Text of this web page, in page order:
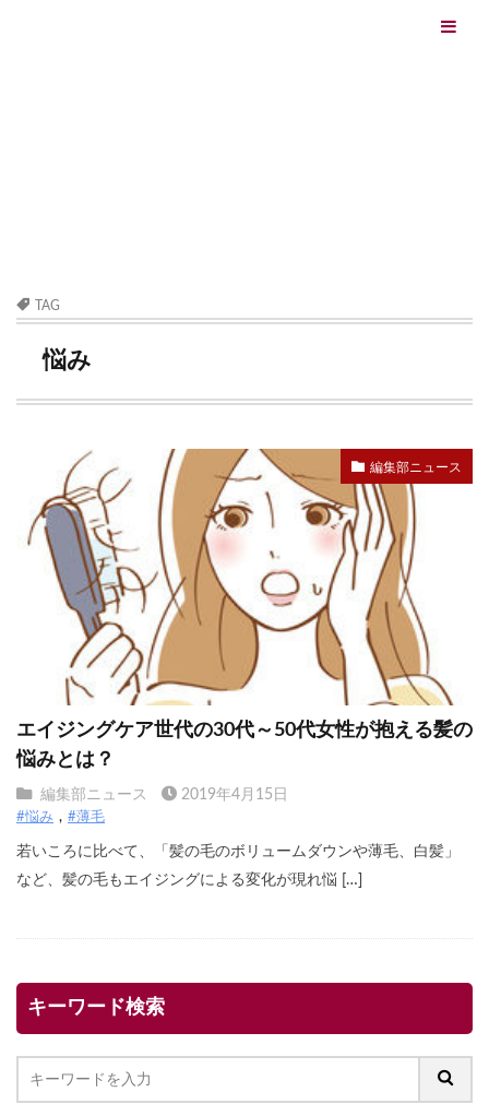
TAG
悩み
編集部ニュース
エイジングケア世代の30代～50代女性が抱える髪の
悩みとは？
編集部ニュース 2019年4月15日
#悩み #薄毛
若いころに比べて、「髪の毛のボリュームダウンや薄毛、白髪」
など、髪の毛もエイジングによる変化が現れ悩 […]
キーワード検索